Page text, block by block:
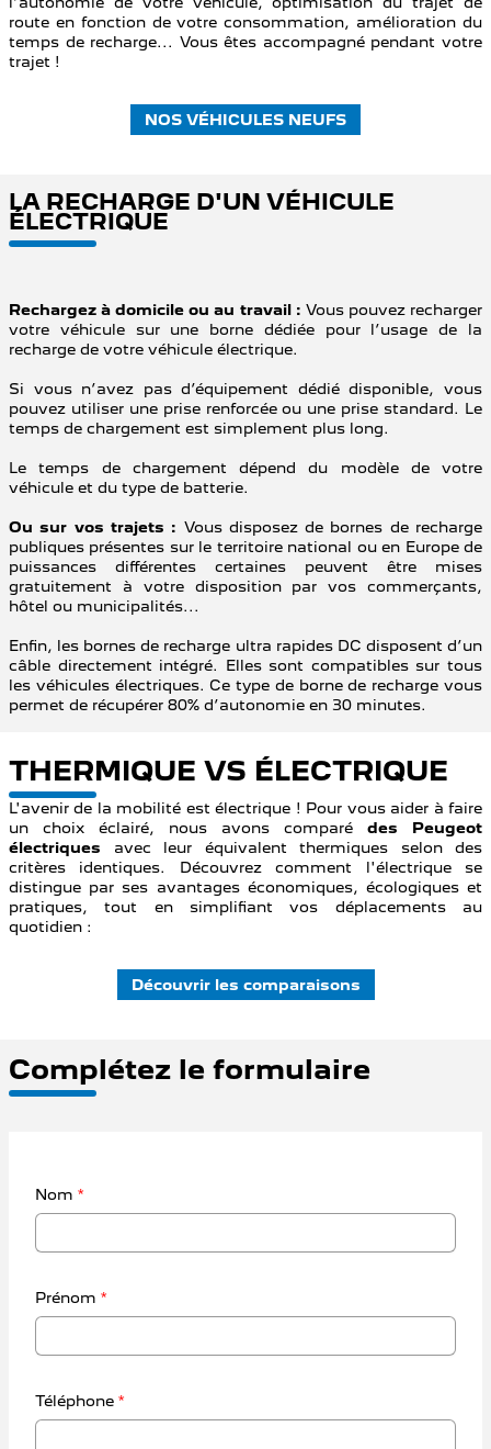
route en fonction de votre consommation, amélioration du
temps de recharge... Vous êtes accompagné pendant votre
trajet !
NOS VÉHICULES NEUFS
LA RECHARGE D'UN VÉHICULE
ÉLECTRIQUE
Rechargez à domicile ou au travail : Vous pouvez recharger
votre véhicule sur une borne dédiée pour l’usage de la
recharge de votre véhicule électrique.
Si vous n’avez pas d’équipement dédié disponible, vous
pouvez utiliser une prise renforcée ou une prise standard. Le
temps de chargement est simplement plus long.
Le temps de chargement dépend du modèle de votre
véhicule et du type de batterie.
Ou sur vos trajets : Vous disposez de bornes de recharge
publiques présentes sur le territoire national ou en Europe de
puissances différentes certaines peuvent être mises
gratuitement à votre disposition par vos commerçants,
hôtel ou municipalités...
Enfin, les bornes de recharge ultra rapides DC disposent d’un
câble directement intégré. Elles sont compatibles sur tous
les véhicules électriques. Ce type de borne de recharge vous
permet de récupérer 80% d’autonomie en 30 minutes.
THERMIQUE VS ÉLECTRIQUE
L'avenir de la mobilité est électrique ! Pour vous aider à faire
un choix éclairé, nous avons comparé des Peugeot
électriques avec leur équivalent thermiques selon des
critères identiques. Découvrez comment l'électrique se
distingue par ses avantages économiques, écologiques et
pratiques, tout en simplifiant vos déplacements au
quotidien :
Découvrir les comparaisons
Complétez le formulaire
Nom *
Prénom *
Téléphone *